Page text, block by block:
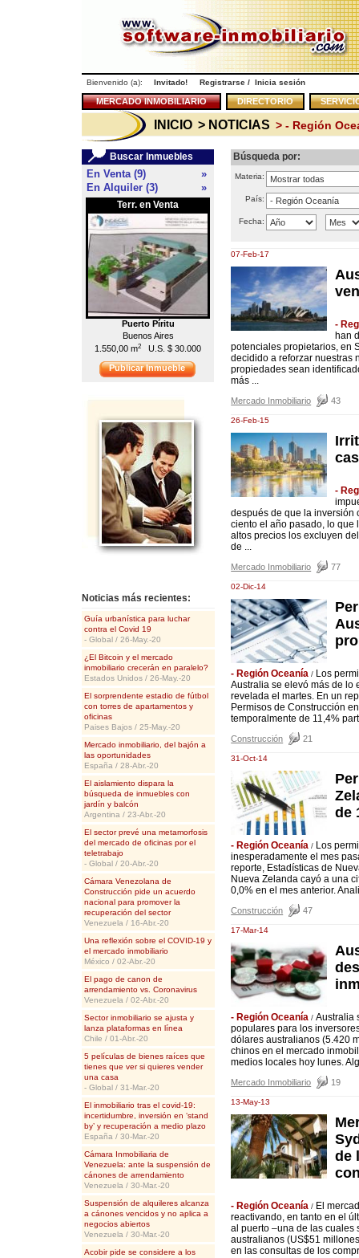
Bienvenido (a): Invitado! Registrarse / Inicia sesión
MERCADO INMOBILIARIO DIRECTORIO
INICIO > NOTICIAS > - Región
Buscar Inmuebles
En Venta (9)
»
En Alquiler (3)
»
Terr. en Venta
Puerto Píritu
Buenos Aires
1.550,00 m2 U.S. $ 30.000
Local en Venta
Caracas
55,00 m2 U.S. $ 176.000
Publicar Inmueble
Noticias más recientes:
Guía urbanística para luchar
contra el Covid 19
- Global / 26-May.-20
¿El Bitcoin y el mercado
inmobiliario crecerán en paralelo?
Estados Unidos / 26-May.-20
El sorprendente estadio de fútbol
con torres de apartamentos y
oficinas
Paises Bajos / 25-May.-20
Mercado inmobiliario, del bajón a
las oportunidades
España / 28-Abr.-20
El aislamiento dispara la
búsqueda de inmuebles con
jardín y balcón
Argentina / 23-Abr.-20
El sector prevé una metamorfosis
del mercado de oficinas por el
teletrabajo
- Global / 20-Abr.-20
Cámara Venezolana de
Construcción pide un acuerdo
nacional para promover la
recuperación del sector
Venezuela / 16-Abr.-20
Una reflexión sobre el COVID-19 y
el mercado inmobiliario
México / 02-Abr.-20
El pago de canon de
arrendamiento vs. Coronavirus
Venezuela / 02-Abr.-20
Sector inmobiliario se ajusta y
lanza plataformas en línea
Chile / 01-Abr.-20
5 películas de bienes raíces que
tienes que ver si quieres vender
una casa
- Global / 31-Mar.-20
El inmobiliario tras el covid-19:
incertidumbre, inversión en ‘stand
by’ y recuperación a medio plazo
España / 30-Mar.-20
Cámara Inmobiliaria de
Venezuela: ante la suspensión de
cánones de arrendamiento
Venezuela / 30-Mar.-20
Suspensión de alquileres alcanza
a cánones vencidos y no aplica a
negocios abiertos
Venezuela / 30-Mar.-20
Acobir pide se considere a los
Búsqueda por:
Materia:
País:
Fecha:
07-Feb-17
-
han
potenciales propietarios, en
decidido a reforzar nuestras
propiedades sean
más ...
Mercado Inmobiliario 43
26-Feb-15
-
después de que la inversión
ciento el año pasado, lo que
altos precios los excluyen
de ...
Mercado Inmobiliario 77
02-Dic-14
- Región Oceanía / Los
Australia se elevó más de lo
revelada el martes. En un
Permisos de Construcción
temporalmente de 11,4%
Construcción 21
31-Oct-14
de
- Región Oceanía / Los
inesperadamente el mes
reporte, Estadísticas de
Nueva Zelanda cayó a una
0,0% en el mes anterior.
Construcción 47
17-Mar-14
- Región Oceanía /Australia
populares para los
dólares australianos (5.420
chinos en el mercado
medios locales hoy lunes.
Mercado Inmobiliario 19
13-May-13
de
- Región Oceanía / El
reactivando, en tanto en el
al puerto –una de las cuales
australianos (US$51
en las consultas de los